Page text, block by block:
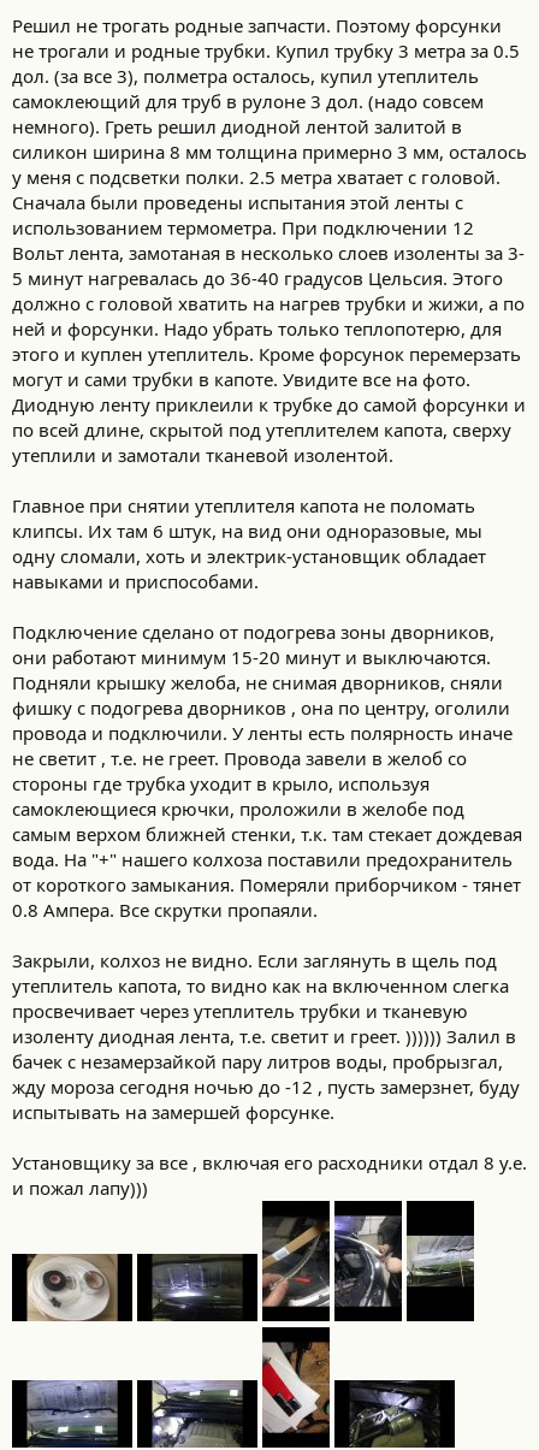
Решил не трогать родные запчасти. Поэтому форсунки
не трогали и родные трубки. Купил трубку 3 метра за 0.5
дол. (за все 3), полметра осталось, купил утеплитель
самоклеющий для труб в рулоне 3 дол. (надо совсем
немного). Греть решил диодной лентой залитой в
силикон ширина 8 мм толщина примерно 3 мм, осталось
у меня с подсветки полки. 2.5 метра хватает с головой.
Сначала были проведены испытания этой ленты с
использованием термометра. При подключении 12
Вольт лента, замотаная в несколько слоев изоленты за 3-
5 минут нагревалась до 36-40 градусов Цельсия. Этого
должно с головой хватить на нагрев трубки и жижи, а по
ней и форсунки. Надо убрать только теплопотерю, для
этого и куплен утеплитель. Кроме форсунок перемерзать
могут и сами трубки в капоте. Увидите все на фото.
Диодную ленту приклеили к трубке до самой форсунки и
по всей длине, скрытой под утеплителем капота, сверху
утеплили и замотали тканевой изолентой.
Главное при снятии утеплителя капота не поломать
клипсы. Их там 6 штук, на вид они одноразовые, мы
одну сломали, хоть и электрик-установщик обладает
навыками и приспособами.
Подключение сделано от подогрева зоны дворников,
они работают минимум 15-20 минут и выключаются.
Подняли крышку желоба, не снимая дворников, сняли
фишку с подогрева дворников , она по центру, оголили
провода и подключили. У ленты есть полярность иначе
не светит , т.е. не греет. Провода завели в желоб со
стороны где трубка уходит в крыло, используя
самоклеющиеся крючки, проложили в желобе под
самым верхом ближней стенки, т.к. там стекает дождевая
вода. На "+" нашего колхоза поставили предохранитель
от короткого замыкания. Померяли приборчиком - тянет
0.8 Ампера. Все скрутки пропаяли.
Закрыли, колхоз не видно. Если заглянуть в щель под
утеплитель капота, то видно как на включенном слегка
просвечивает через утеплитель трубки и тканевую
изоленту диодная лента, т.е. светит и греет. )))))) Залил в
бачек с незамерзайкой пару литров воды, пробрызгал,
жду мороза сегодня ночью до -12 , пусть замерзнет, буду
испытывать на замершей форсунке.
Установщику за все , включая его расходники отдал 8 у.е.
и пожал лапу)))